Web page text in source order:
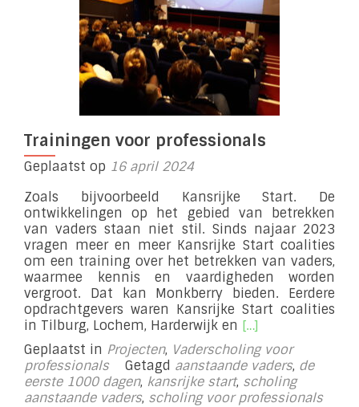
Trainingen voor professionals
Geplaatst op 16 april 2024
Zoals bijvoorbeeld Kansrijke Start. De
ontwikkelingen op het gebied van betrekken
van vaders staan niet stil. Sinds najaar 2023
vragen meer en meer Kansrijke Start coalities
om een training over het betrekken van vaders,
waarmee kennis en vaardigheden worden
vergroot. Dat kan Monkberry bieden. Eerdere
opdrachtgevers waren Kansrijke Start coalities
in Tilburg, Lochem, Harderwijk en Lees
meer
overTrainingen
voor
professionals
[…]
Geplaatst in Projecten, Vaderscholing voor
professionals
Getagd aanstaande vaders, de
eerste 1000 dagen, kansrijke start, scholing
aanstaande vaders, scholing voor professionals